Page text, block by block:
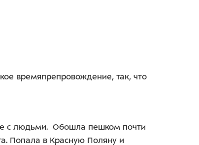
времяпрепровождение, так, что
с людьми. Обошла пешком почти
Попала в Красную Поляну и